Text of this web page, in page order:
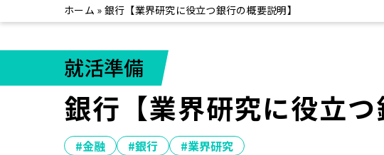
ホーム » 銀行【業界研究に役立つ銀行の概要説明】
就活準備
銀行【業界研究に役立つ
#金融 #銀行 #業界研究